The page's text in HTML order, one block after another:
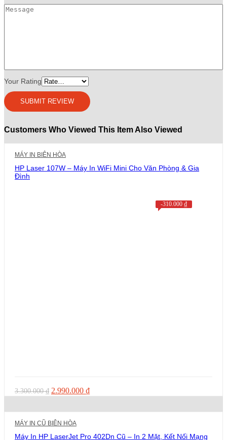
Your Rating
Customers Who Viewed This Item Also Viewed
MÁY IN BIÊN HÒA
HP Laser 107W – Máy In WiFi Mini Cho Văn Phòng & Gia
Đình
-310.000 ₫
3.300.000₫ Giá
3.300.000 ₫.
2.990.000 ₫Giá
MÁY IN CŨ BIÊN HÒA
Máy In HP LaserJet Pro 402Dn Cũ – In 2 Mặt, Kết Nối Mạng